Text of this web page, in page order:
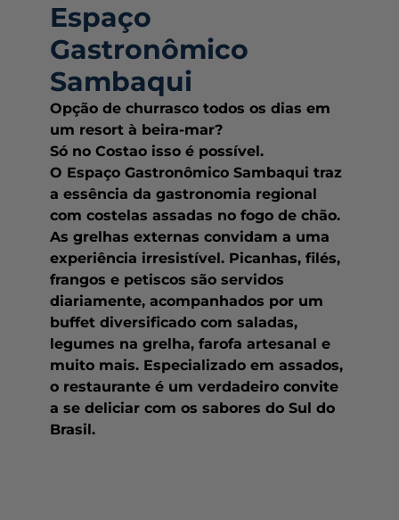
Espaço
Gastronômico
Sambaqui
Opção de churrasco todos os dias em
um resort à beira-mar?
Só no Costao isso é possível.
O Espaço Gastronômico Sambaqui traz
a essência da gastronomia regional
com costelas assadas no fogo de chão.
As grelhas externas convidam a uma
experiência irresistível. Picanhas, filés,
frangos e petiscos são servidos
diariamente, acompanhados por um
buffet diversificado com saladas,
legumes na grelha, farofa artesanal e
muito mais. Especializado em assados,
o restaurante é um verdadeiro convite
a se deliciar com os sabores do Sul do
Brasil.